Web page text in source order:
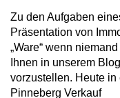
Zu den Aufgaben
Präsentation von
„Ware“ wenn
Ihnen in unserem
vorzustellen. Heute
Pinneberg Verkauf